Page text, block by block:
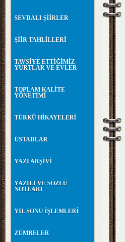
SEVDALI ŞİİRLER
ŞİİR TAHLİLLERİ
TAVSİYE ETTİĞİMİZ
YURTLAR VE EVLER
TOPLAM KALİTE
YÖNETİMİ
TÜRKÜ HİKAYELERİ
ÜSTADLAR
YAZI ARŞİVİ
YAZILI VE SÖZLÜ
NOTLARI
YIL SONU İŞLEMLERİ
ZÜMRELER